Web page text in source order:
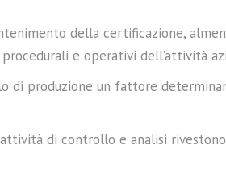
della certificazione,
e operativi dell’attività
di produzione un fattore
di controllo e analisi